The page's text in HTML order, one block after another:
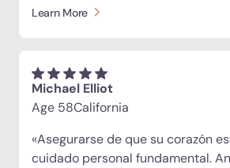
Institute en busca de una solución
células madre intravenosas,
nutracéutico. Me sentí muy bien,
Learn More
Michael Elliot
Age 58California
«Asegurarse de que su corazón
cuidado personal fundamental.